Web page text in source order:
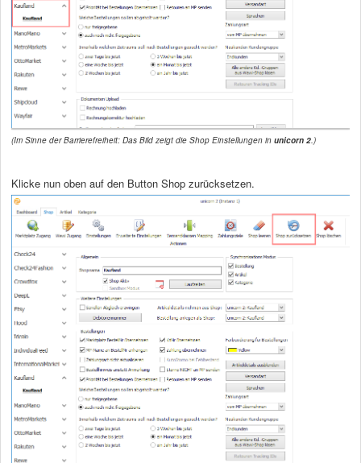
(Im Sinne der Barrierefreiheit: Das Bild zeigt die Shop Einstellungen in unicorn 2.)
Klicke nun oben auf den Button Shop zurücksetzen.